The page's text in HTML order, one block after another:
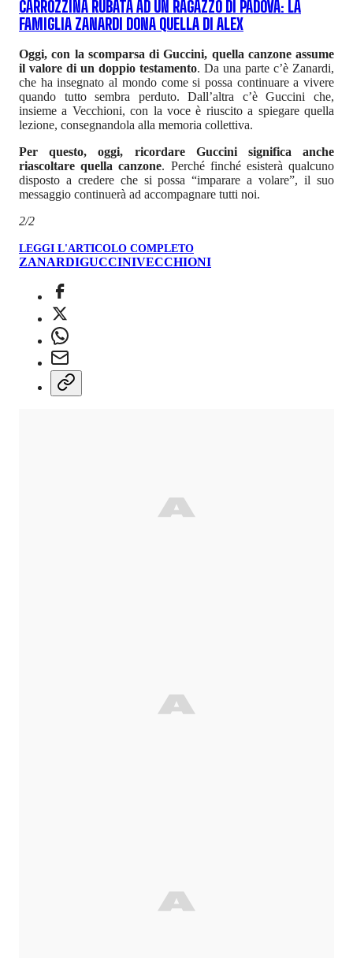
CARROZZINA RUBATA AD UN RAGAZZO DI PADOVA: LA
FAMIGLIA ZANARDI DONA QUELLA DI ALEX
Oggi, con la scomparsa di Guccini, quella canzone assume
il valore di un doppio testamento. Da una parte c’è Zanardi,
che ha insegnato al mondo come si possa continuare a vivere
quando tutto sembra perduto. Dall’altra c’è Guccini che,
insieme a Vecchioni, con la voce è riuscito a spiegare quella
Per questo, oggi, ricordare Guccini significa anche
riascoltare quella canzone. Perché finché esisterà qualcuno
disposto a credere che si possa “imparare a volare”, il suo
LEGGI L'ARTICOLO COMPLETO